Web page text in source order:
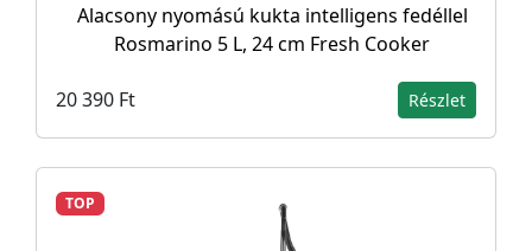
Alacsony nyomású kukta intelligens fedéllel
Rosmarino 5 L, 24 cm Fresh Cooker
20 390 Ft Részlet
TOP